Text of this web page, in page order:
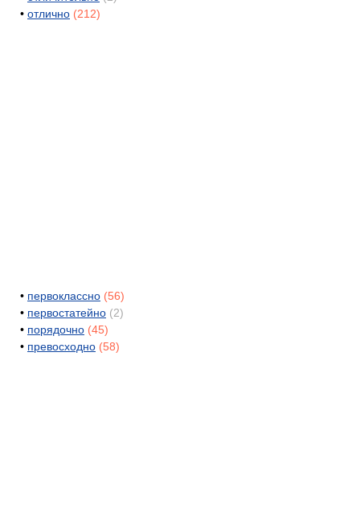
• отлично (212)
• первоклассно (56)
• первостатейно (2)
• порядочно (45)
• превосходно (58)